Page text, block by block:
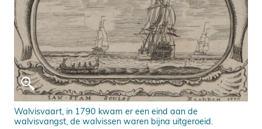
Walvisvaart, in 1790 kwam er een eind aan de
walvisvangst, de walvissen waren bijna uitgeroeid.